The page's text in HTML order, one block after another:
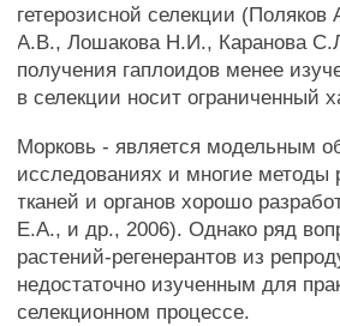
гетерозисной селекции
A.B., Лошакова Н.И., Каранова
получения гаплоидов менее
в селекции носит ограниченный
Морковь - является модельным
исследованиях и многие методы
тканей и органов хорошо
Е.А., и др., 2006). Однако ряд
растений-регенерантов из
недостаточно изученным для
селекционном процессе.